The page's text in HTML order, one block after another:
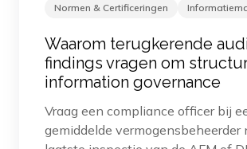
Normen & Certificeringen
Waarom terugkerende
findings vragen om
information governance
Vraag een compliance officer bij
gemiddelde vermogensbeheerder